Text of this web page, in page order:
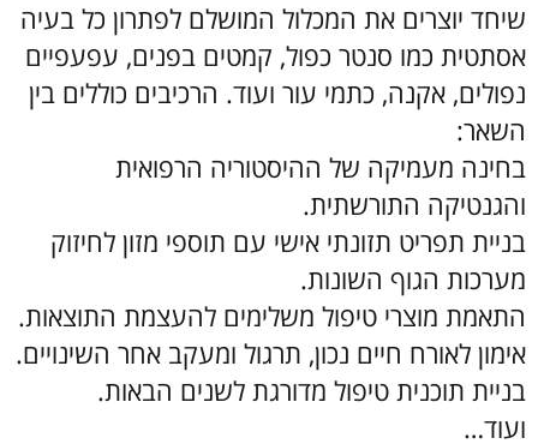
שיחד יוצרים את המכלול המושלם לפתרון כל בעיה
אסתטית כמו סנטר כפול, קמטים בפנים, עפעפיים
נפולים, אקנה, כתמי עור ועוד. הרכיבים כוללים בין
השאר:
בחינה מעמיקה של ההיסטוריה הרפואית
והגנטיקה התורשתית.
בניית תפריט תזונתי אישי עם תוספי מזון לחיזוק
מערכות הגוף השונות.
התאמת מוצרי טיפול משלימים להעצמת התוצאות.
אימון לאורח חיים נכון, תרגול ומעקב אחר השינויים.
בניית תוכנית טיפול מדורגת לשנים הבאות.
ועוד…